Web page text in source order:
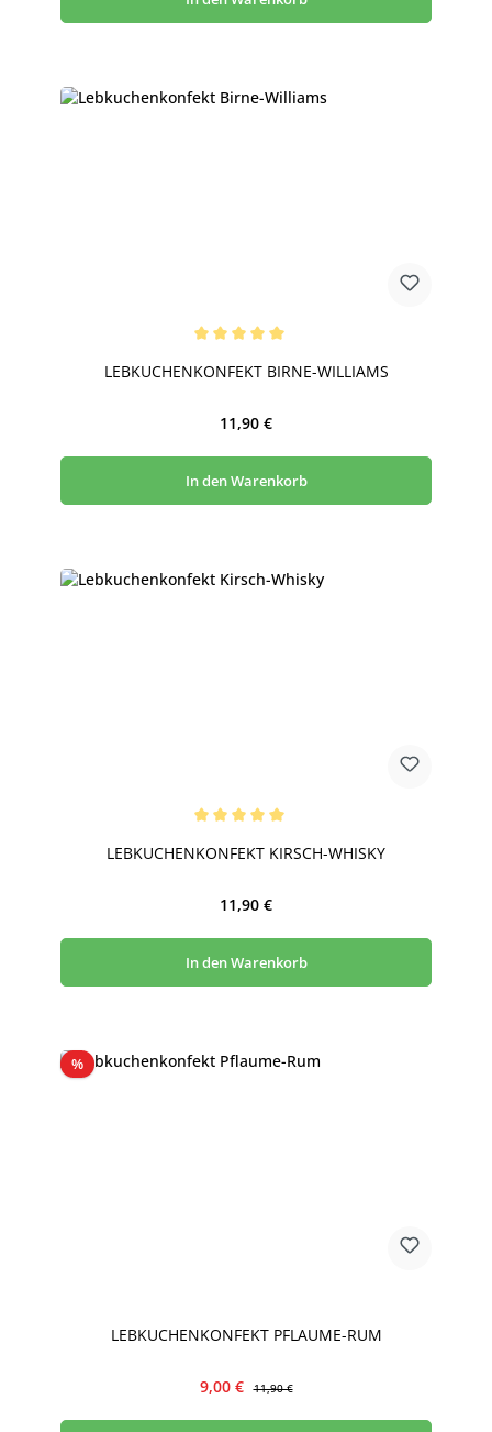
LEBKUCHENKONFEKT BIRNE-WILLIAMS
Regulärer Preis:
11,90 €
In den Warenkorb
LEBKUCHENKONFEKT KIRSCH-WHISKY
Regulärer Preis:
11,90 €
In den Warenkorb
%Rabatt
LEBKUCHENKONFEKT PFLAUME-RUM
Verkaufspreis:
9,00 € Regulärer Preis:
11,90 €